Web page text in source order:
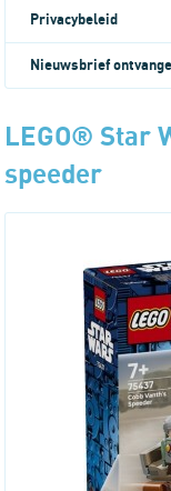
Privacybeleid
Nieuwsbrief
LEGO® Star
speeder